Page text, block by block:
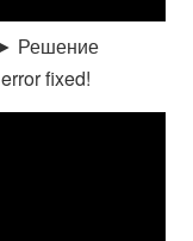
Решение
fixed!